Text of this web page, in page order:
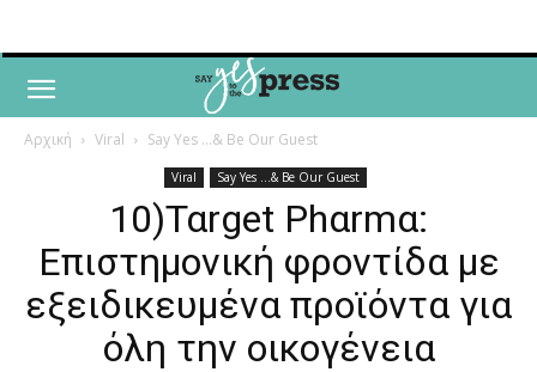
Αρχική Viral Say Yes ...& Be Our Guest
Viral Say Yes ...& Be Our Guest
10)Ταrget Phαrmα:
Επιστημονική φροντίδα με
εξειδικευμένα προϊόντα για
όλη την οικογένεια